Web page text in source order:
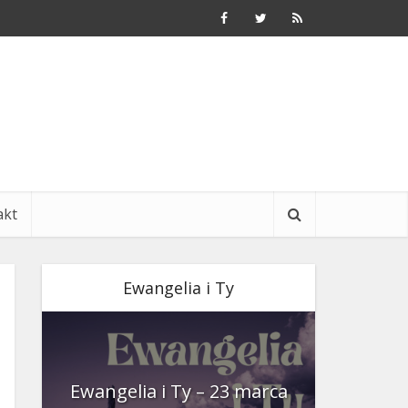
Ewangelia i Ty
Ewangelia i Ty – 23 marca